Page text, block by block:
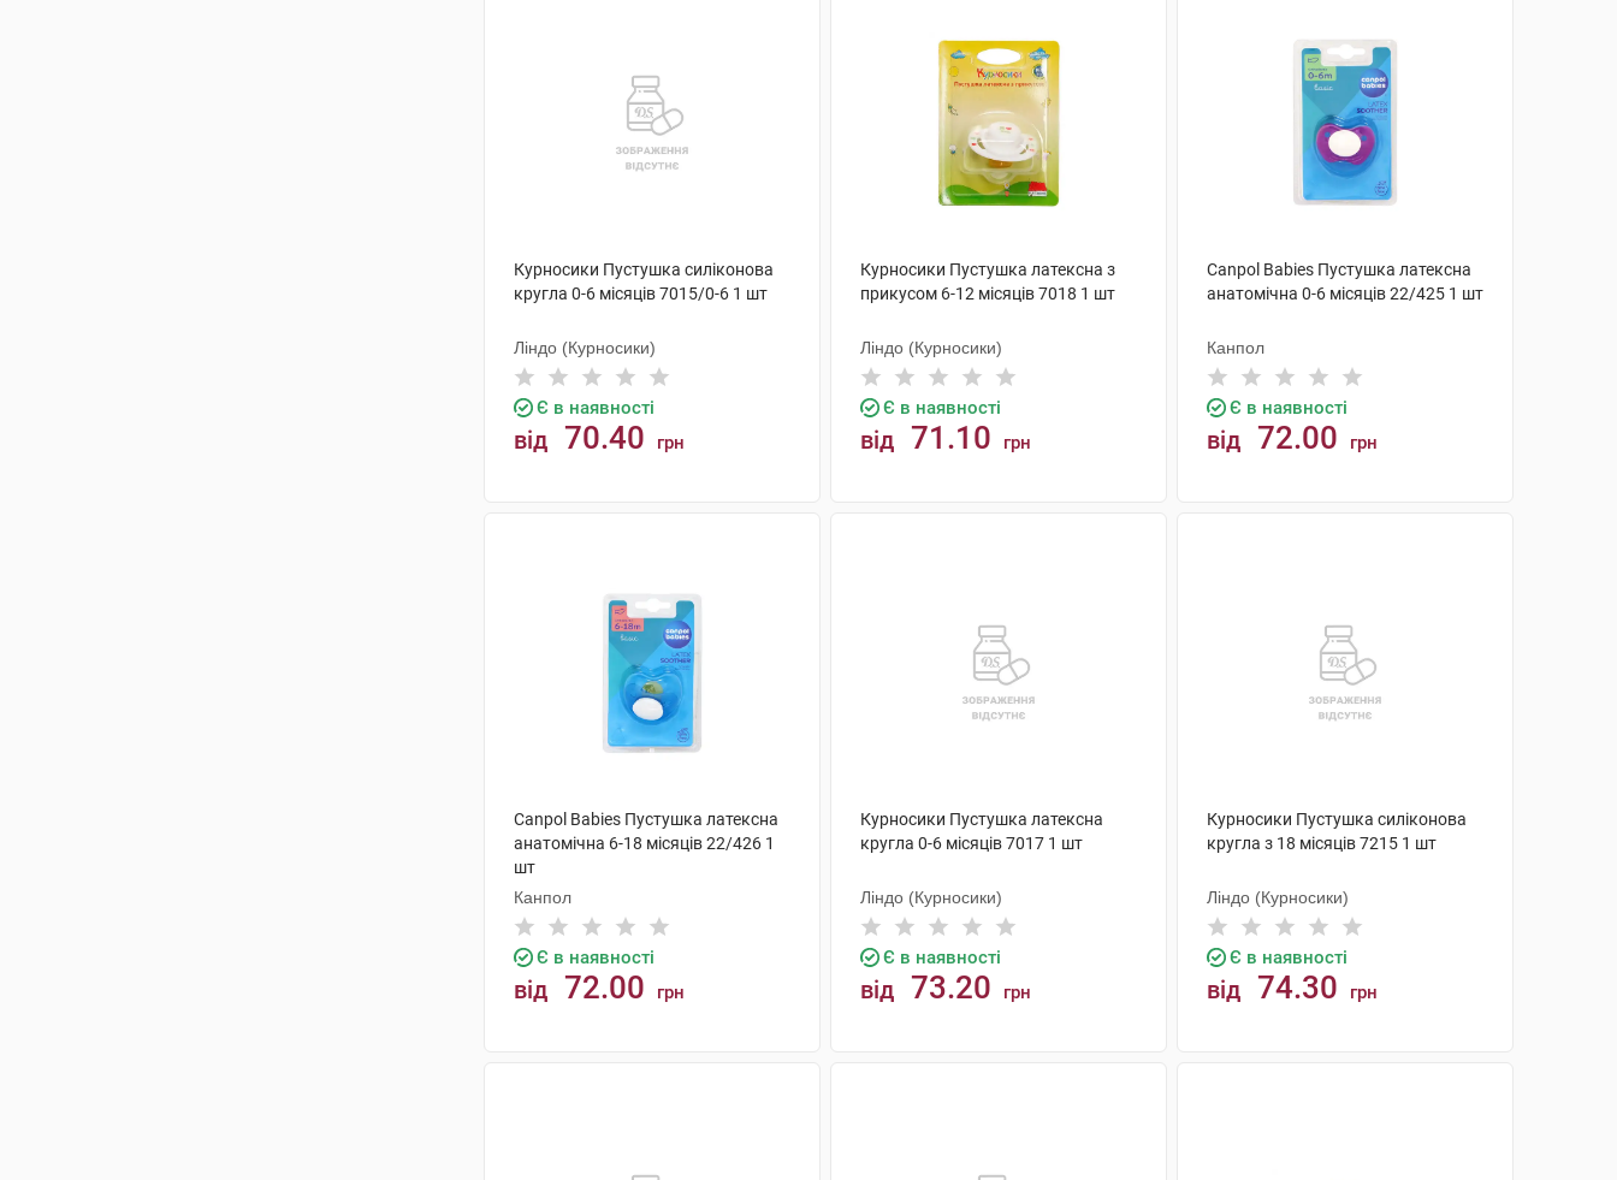
Курносики Пустушка силіконова
кругла 0-6 місяців 7015/0-6 1 шт
Ліндо (Курносики)
Є в наявності
від 70.40 грн
Курносики Пустушка латексна з
прикусом 6-12 місяців 7018 1 шт
Ліндо (Курносики)
Є в наявності
від 71.10 грн
Canpol Babies Пустушка латексна
анатомічна 0-6 місяців 22/425 1 шт
Канпол
Є в наявності
від 72.00 грн
Canpol Babies Пустушка латексна
анатомічна 6-18 місяців 22/426 1
шт
Канпол
Є в наявності
від 72.00 грн
Курносики Пустушка латексна
кругла 0-6 місяців 7017 1 шт
Ліндо (Курносики)
Є в наявності
від 73.20 грн
Курносики Пустушка силіконова
кругла з 18 місяців 7215 1 шт
Ліндо (Курносики)
Є в наявності
від 74.30 грн